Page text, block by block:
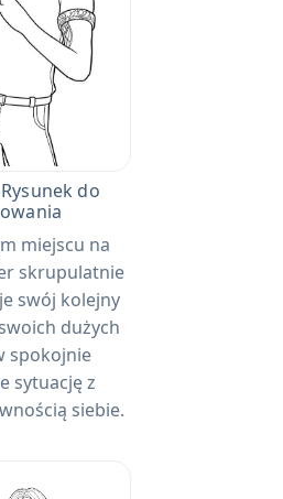
do
miejscu na
skrupulatnie
swój kolejny
dużych
spokojnie
sytuację z
siebie.